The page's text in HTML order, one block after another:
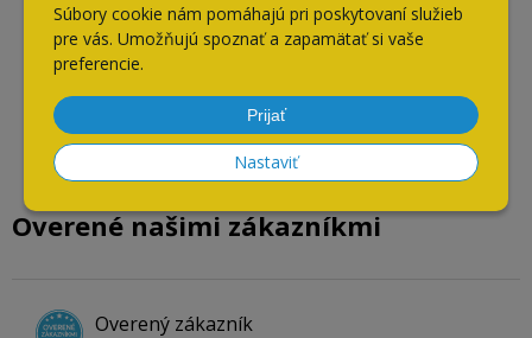
Súbory cookie nám pomáhajú pri poskytovaní služieb
pre vás. Umožňujú spoznať a zapamätať si vaše
preferencie.
Prijať
Nastaviť
Overené našimi zákazníkmi
Overený zákazník